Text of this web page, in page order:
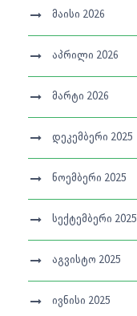
მაისი 2026
აპრილი 2026
მარტი 2026
დეკემბერი 2025
ნოემბერი 2025
სექტემბერი 2025
აგვისტო 2025
ივნისი 2025